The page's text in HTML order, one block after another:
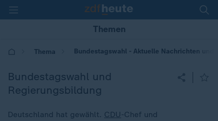
Themen
Thema Bundestagswahl - Aktuelle Nachrichten und
Bundestagswahl und
Regierungsbildung
Deutschland hat gewählt. CDU-Chef und